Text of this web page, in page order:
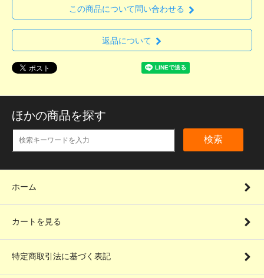
この商品について問い合わせる
返品について
ほかの商品を探す
検索
ホーム
カートを見る
特定商取引法に基づく表記